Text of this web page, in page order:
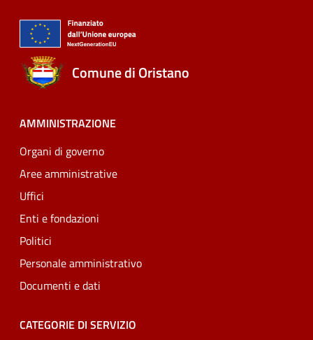
Comune di Oristano
AMMINISTRAZIONE
Organi di governo
Aree amministrative
Uffici
Enti e fondazioni
Politici
Personale amministrativo
Documenti e dati
CATEGORIE DI SERVIZIO